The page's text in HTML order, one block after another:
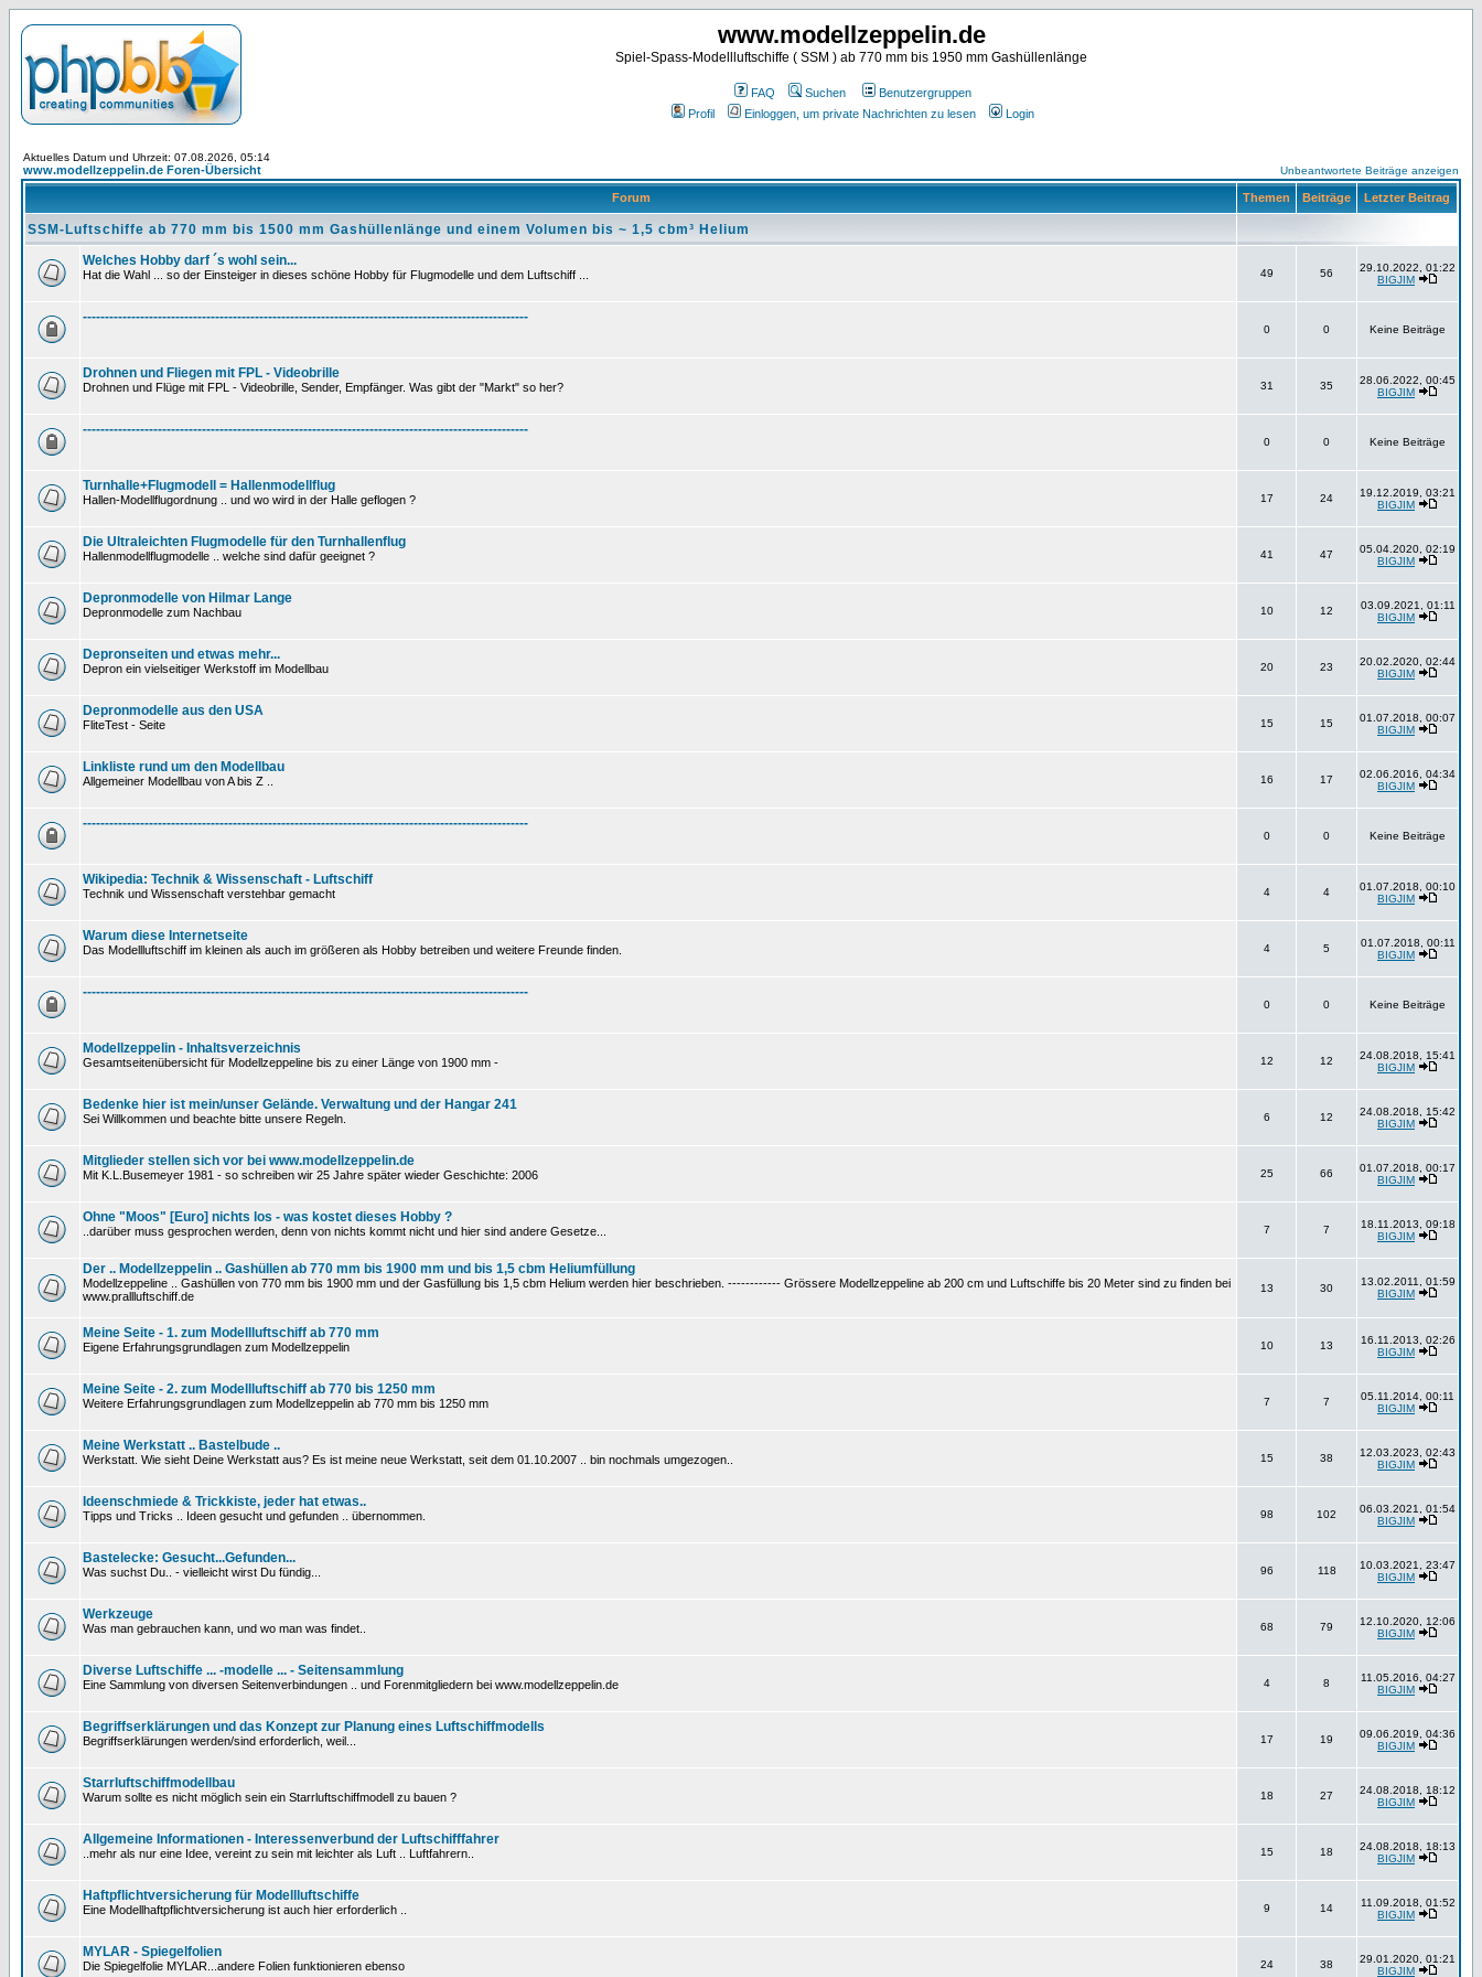
www.modellzeppelin.de
Spiel-Spass-Modellluftschiffe ( SSM ) ab 770 mm bis 1950 mm Gashüllenlänge
FAQ Suchen
Benutzergruppen
Profil
Einloggen, um private Nachrichten zu lesen Login
Aktuelles Datum und Uhrzeit: 07.08.2026, 05:14
www.modellzeppelin.de Foren-Übersicht Unbeantwortete Beiträge anzeigen
Forum Themen Beiträge Letzter Beitrag
SSM-Luftschiffe ab 770 mm bis 1500 mm Gashüllenlänge und einem Volumen bis ~ 1,5 cbm³ Helium
Welches Hobby darf ´s wohl sein...
Hat die Wahl ... so der Einsteiger in dieses schöne Hobby für Flugmodelle und dem Luftschiff ... 49 56
29.10.2022, 01:22
BIGJIM
-----------------------------------------------------------------------------------------------------
0 0 Keine Beiträge
Drohnen und Fliegen mit FPL - Videobrille
Drohnen und Flüge mit FPL - Videobrille, Sender, Empfänger. Was gibt der "Markt" so her? 31 35
28.06.2022, 00:45
BIGJIM
-----------------------------------------------------------------------------------------------------
0 0 Keine Beiträge
Turnhalle+Flugmodell = Hallenmodellflug
Hallen-Modellflugordnung .. und wo wird in der Halle geflogen ? 17 24
19.12.2019, 03:21
BIGJIM
Die Ultraleichten Flugmodelle für den Turnhallenflug
Hallenmodellflugmodelle .. welche sind dafür geeignet ? 41 47
05.04.2020, 02:19
BIGJIM
Depronmodelle von Hilmar Lange
Depronmodelle zum Nachbau 10 12
03.09.2021, 01:11
BIGJIM
Depronseiten und etwas mehr...
Depron ein vielseitiger Werkstoff im Modellbau 20 23
20.02.2020, 02:44
BIGJIM
Depronmodelle aus den USA
FliteTest - Seite 15 15
01.07.2018, 00:07
BIGJIM
Linkliste rund um den Modellbau
Allgemeiner Modellbau von A bis Z .. 16 17
02.06.2016, 04:34
BIGJIM
-----------------------------------------------------------------------------------------------------
0 0 Keine Beiträge
Wikipedia: Technik & Wissenschaft - Luftschiff
Technik und Wissenschaft verstehbar gemacht 4 4
01.07.2018, 00:10
BIGJIM
Warum diese Internetseite
Das Modellluftschiff im kleinen als auch im größeren als Hobby betreiben und weitere Freunde finden. 4 5
01.07.2018, 00:11
BIGJIM
-----------------------------------------------------------------------------------------------------
0 0 Keine Beiträge
Modellzeppelin - Inhaltsverzeichnis
Gesamtseitenübersicht für Modellzeppeline bis zu einer Länge von 1900 mm - 12 12
24.08.2018, 15:41
BIGJIM
Bedenke hier ist mein/unser Gelände. Verwaltung und der Hangar 241
Sei Willkommen und beachte bitte unsere Regeln. 6 12
24.08.2018, 15:42
BIGJIM
Mitglieder stellen sich vor bei www.modellzeppelin.de
Mit K.L.Busemeyer 1981 - so schreiben wir 25 Jahre später wieder Geschichte: 2006 25 66
01.07.2018, 00:17
BIGJIM
Ohne "Moos" [Euro] nichts los - was kostet dieses Hobby ?
..darüber muss gesprochen werden, denn von nichts kommt nicht und hier sind andere Gesetze... 7 7
18.11.2013, 09:18
BIGJIM
Der .. Modellzeppelin .. Gashüllen ab 770 mm bis 1900 mm und bis 1,5 cbm Heliumfüllung
Modellzeppeline .. Gashüllen von 770 mm bis 1900 mm und der Gasfüllung bis 1,5 cbm Helium werden hier beschrieben. ------------ Grössere Modellzeppeline ab 200 cm und Luftschiffe bis 20 Meter sind zu finden bei
www.prallluftschiff.de
13 30
13.02.2011, 01:59
BIGJIM
Meine Seite - 1. zum Modellluftschiff ab 770 mm
Eigene Erfahrungsgrundlagen zum Modellzeppelin 10 13
16.11.2013, 02:26
BIGJIM
Meine Seite - 2. zum Modellluftschiff ab 770 bis 1250 mm
Weitere Erfahrungsgrundlagen zum Modellzeppelin ab 770 mm bis 1250 mm 7 7
05.11.2014, 00:11
BIGJIM
Meine Werkstatt .. Bastelbude ..
Werkstatt. Wie sieht Deine Werkstatt aus? Es ist meine neue Werkstatt, seit dem 01.10.2007 .. bin nochmals umgezogen.. 15 38
12.03.2023, 02:43
BIGJIM
Ideenschmiede & Trickkiste, jeder hat etwas..
Tipps und Tricks .. Ideen gesucht und gefunden .. übernommen. 98 102
06.03.2021, 01:54
BIGJIM
Bastelecke: Gesucht...Gefunden...
Was suchst Du.. - vielleicht wirst Du fündig... 96 118
10.03.2021, 23:47
BIGJIM
Werkzeuge
Was man gebrauchen kann, und wo man was findet.. 68 79
12.10.2020, 12:06
BIGJIM
Diverse Luftschiffe ... -modelle ... - Seitensammlung
Eine Sammlung von diversen Seitenverbindungen .. und Forenmitgliedern bei www.modellzeppelin.de 4 8
11.05.2016, 04:27
BIGJIM
Begriffserklärungen und das Konzept zur Planung eines Luftschiffmodells
Begriffserklärungen werden/sind erforderlich, weil... 17 19
09.06.2019, 04:36
BIGJIM
Starrluftschiffmodellbau
Warum sollte es nicht möglich sein ein Starrluftschiffmodell zu bauen ? 18 27
24.08.2018, 18:12
BIGJIM
Allgemeine Informationen - Interessenverbund der Luftschifffahrer
..mehr als nur eine Idee, vereint zu sein mit leichter als Luft .. Luftfahrern.. 15 18
24.08.2018, 18:13
BIGJIM
Haftpflichtversicherung für Modellluftschiffe
Eine Modellhaftpflichtversicherung ist auch hier erforderlich .. 9 14
11.09.2018, 01:52
BIGJIM
MYLAR - Spiegelfolien
Die Spiegelfolie MYLAR...andere Folien funktionieren ebenso 24 38
29.01.2020, 01:21
BIGJIM